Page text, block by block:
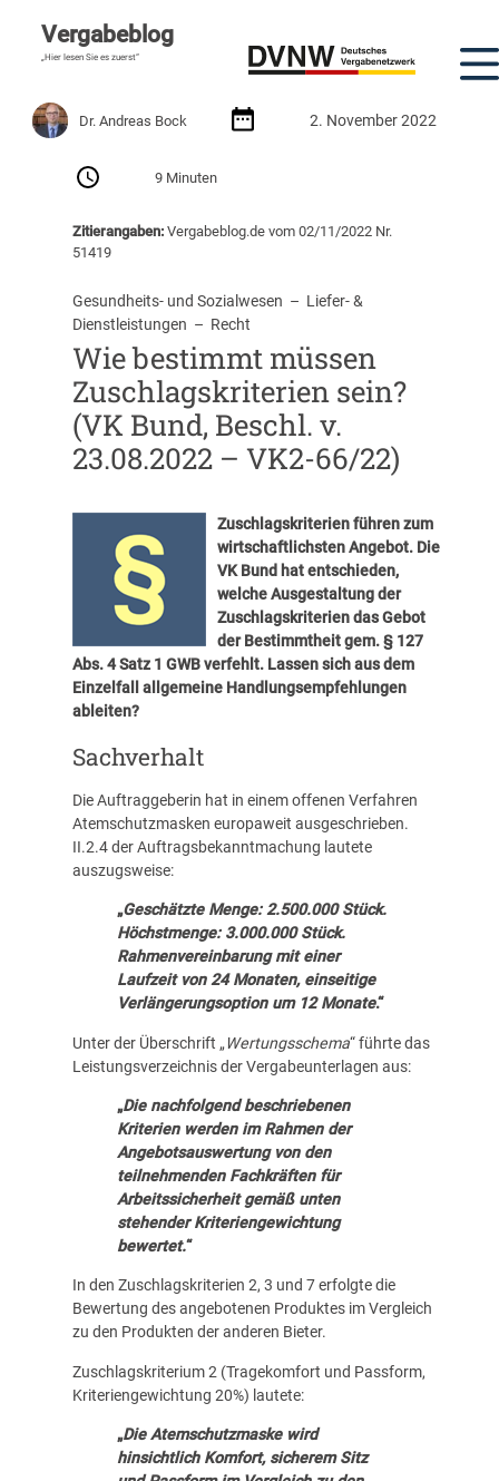
Vergabeblog
„Hier lesen Sie es zuerst“
Dr. Andreas Bock 2. November 2022
9 Minuten
Zitierangaben:Vergabeblog.de vom 02/11/2022 Nr.
51419
Gesundheits- und Sozialwesen
  –
Liefer- &
Dienstleistungen
  –
Recht
Wie bestimmt müssen
Zuschlagskriterien sein?
(VK Bund, Beschl. v.
23.08.2022 – VK2-66/22)
Zuschlagskriterien führen zum
wirtschaftlichsten Angebot. Die
VK Bund hat entschieden,
welche Ausgestaltung der
Zuschlagskriterien das Gebot
der Bestimmtheit gem. § 127
Abs. 4 Satz 1 GWB verfehlt. Lassen sich aus dem
Einzelfall allgemeine Handlungsempfehlungen
ableiten?
Sachverhalt
Die Auftraggeberin hat in einem offenen Verfahren
Atemschutzmasken europaweit ausgeschrieben.
II.2.4 der Auftragsbekanntmachung lautete
auszugsweise:
„Geschätzte Menge: 2.500.000 Stück.
Höchstmenge: 3.000.000 Stück.
Rahmenvereinbarung mit einer
Laufzeit von 24 Monaten, einseitige
Verlängerungsoption um 12 Monate.“
Unter der Überschrift „Wertungsschema“ führte das
Leistungsverzeichnis der Vergabeunterlagen aus:
„Die nachfolgend beschriebenen
Kriterien werden im Rahmen der
Angebotsauswertung von den
teilnehmenden Fachkräften für
Arbeitssicherheit gemäß unten
stehender Kriteriengewichtung
bewertet.“
In den Zuschlagskriterien 2, 3 und 7 erfolgte die
Bewertung des angebotenen Produktes im Vergleich
zu den Produkten der anderen Bieter.
Zuschlagskriterium 2 (Tragekomfort und Passform,
Kriteriengewichtung 20%) lautete:
„Die Atemschutzmaske wird
hinsichtlich Komfort, sicherem Sitz